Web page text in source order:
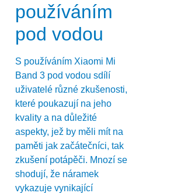
používáním
pod vodou
S používáním Xiaomi Mi
Band 3 pod vodou sdílí
uživatelé různé zkušenosti,
které poukazují na jeho
kvality a na důležité
aspekty, jež by měli mít na
paměti jak začátečníci, tak
zkušení potápěči. Mnozí se
shodují, že náramek
vykazuje vynikající